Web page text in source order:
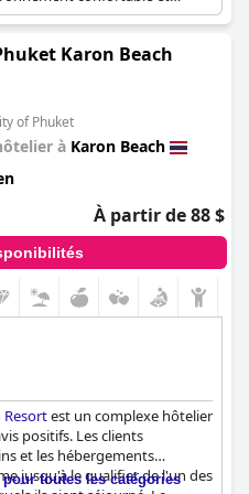
Karon Beach
of Phuket
à Karon Beach
À partir de 88 $
Resortest un complexe hôtelier
positifs. Les clients
et les hébergements
jusqu'à le qualifier de l'un des
toutes les catégories